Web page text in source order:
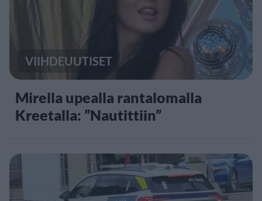
VIIHDEUUTISET
Mirella upealla rantalomalla
Kreetalla: ”Nautittiin”